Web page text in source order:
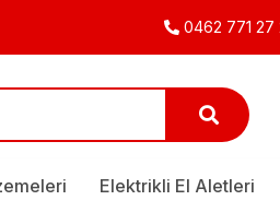
0462 771 27
Elektrikli El Aletleri